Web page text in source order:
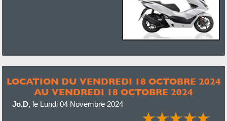
LOCATION DU VENDREDI 18 OCTOBRE 2024
AU VENDREDI 18 OCTOBRE 2024
Jo.D, le Lundi 04 Novembre 2024